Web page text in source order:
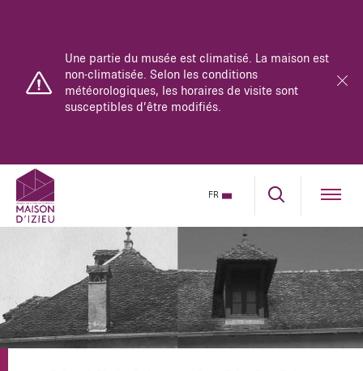
Une partie du musée est climatisé. La maison est
non-climatisée. Selon les conditions
météorologiques, les horaires de visite sont
susceptibles d’être modifiés.
FR